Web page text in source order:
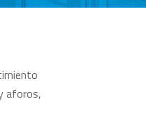
aforos,